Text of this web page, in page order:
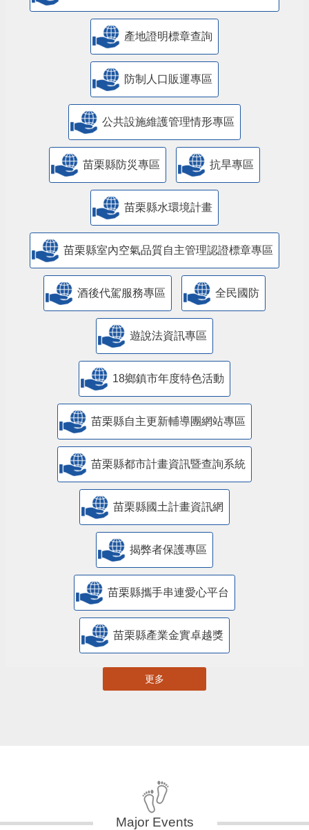
產地證明標章查詢
防制人口販運專區
​公共設施維護管理情形專區
苗栗縣防災專區 抗旱專區
苗栗縣水環境計畫
苗栗縣室內空氣品質自主管理認證標章專區
酒後代駕服務專區 全民國防
遊說法資訊專區
18鄉鎮市年度特色活動
苗栗縣自主更新輔導團網站專區
苗栗縣都市計畫資訊暨查詢系統
苗栗縣國土計畫資訊網
揭弊者保護專區
苗栗縣攜手串連愛心平台
苗栗縣產業金實卓越獎
更多